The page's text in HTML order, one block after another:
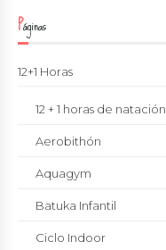
Páginas
12+1 Horas
12 + 1 horas de natación
Aerobithón
Aquagym
Batuka Infantil
Ciclo Indoor